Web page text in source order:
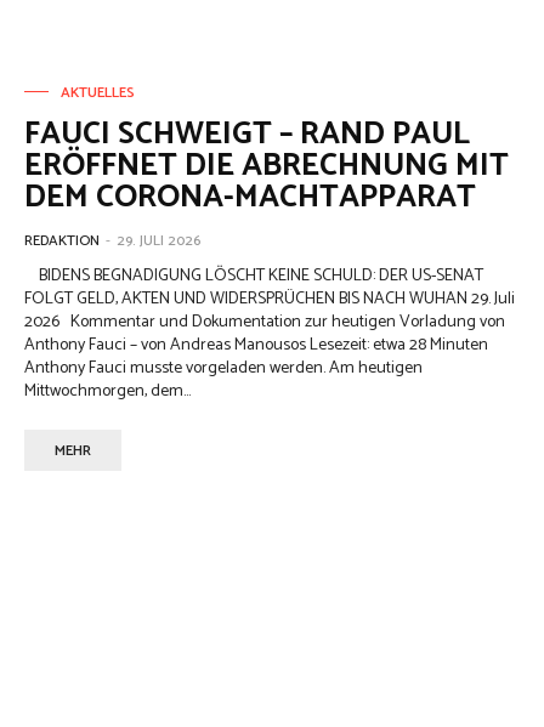
AKTUELLES
FAUCI SCHWEIGT – RAND PAUL
ERÖFFNET DIE ABRECHNUNG MIT
DEM CORONA-MACHTAPPARAT
REDAKTION - 29. JULI 2026
FOLGT GELD, AKTEN UND WIDERSPRÜCHEN BIS NACH WUHAN 29. Juli
2026 Kommentar und Dokumentation zur heutigen Vorladung von
Anthony Fauci – von Andreas Manousos Lesezeit: etwa 28 Minuten
Anthony Fauci musste vorgeladen werden. Am heutigen
Mittwochmorgen, dem...
MEHR